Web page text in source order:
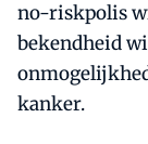
no-riskpolis
bekendheid
kanker.